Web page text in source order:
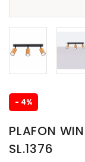
- 4%
PLAFON
SL.1376